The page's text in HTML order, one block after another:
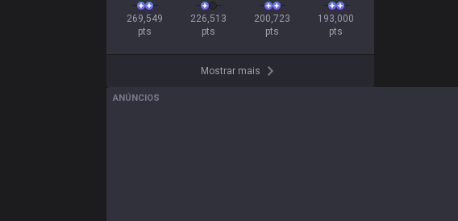
269,549
pts
226,513
pts
200,723
pts
193,000
pts
Mostrar mais
ANÚNCIOS